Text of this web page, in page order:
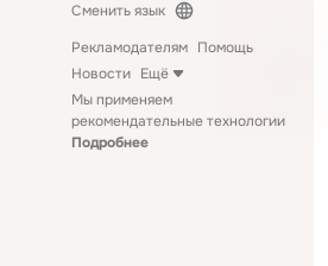
Сменить язык
Рекламодателям Помощь
Новости Ещё
Мы применяем
рекомендательные технологии
Подробнее